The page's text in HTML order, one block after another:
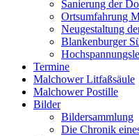
Sanierung der
Ortsumfahrung
Neugestaltung
Blankenburger
Termine
Malchower Litfaßsäule
Malchower Postille
Bilder
Bildersammlung
Die Chronik